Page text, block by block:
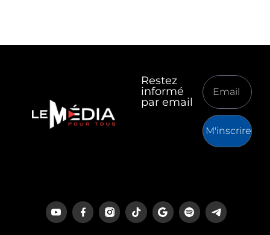
Restez
informé
par email
M'inscrire